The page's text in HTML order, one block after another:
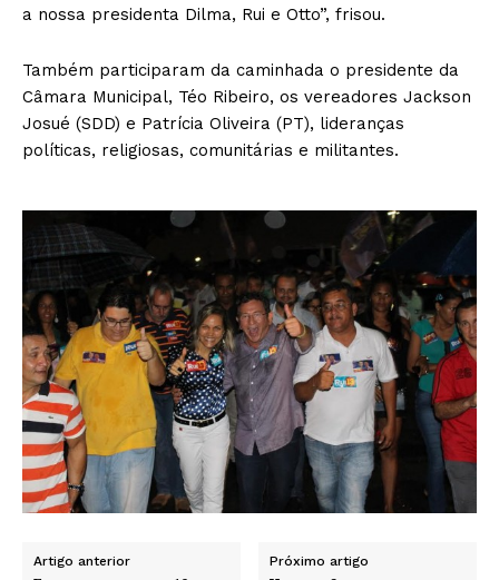
a nossa presidenta Dilma, Rui e Otto”, frisou.
Também participaram da caminhada o presidente da
Câmara Municipal, Téo Ribeiro, os vereadores Jackson
Josué (SDD) e Patrícia Oliveira (PT), lideranças
políticas, religiosas, comunitárias e militantes.
Artigo anterior Próximo artigo